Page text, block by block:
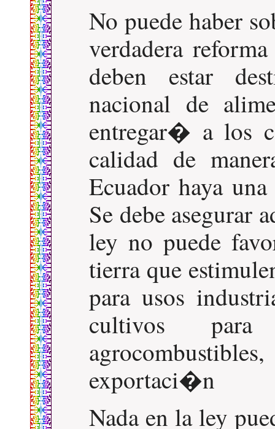
No puede haber
verdadera
deben estar
nacional de
entregar� a los
calidad de
Ecuador haya
Se debe asegurar
ley no puede
tierra que
para usos
cultivos
exportaci�n
Nada en la ley